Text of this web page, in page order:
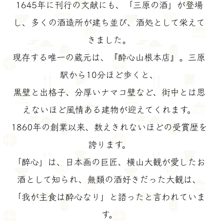
1645年に刊行の文献にも、「三原の酒」が登場
し、多くの酒造所が建ち並び、酒処として栄えて
きました。
現存する唯一の蔵元は、『酔心山根本店』。三原
駅から10分ほど歩くと、
黒壁と出格子、分厚いナマコ壁など、街中とは思
えないほど風情ある建物が迎えてくれます。
1860年の創業以来、数えきれないほどの受賞歴を
誇ります。
「醉心」は、日本画の巨匠、横山大観が愛したお
酒として知られ、無類の酒好きだった大観は、
「我が主食は酔心なり」と語ったと言われていま
す。